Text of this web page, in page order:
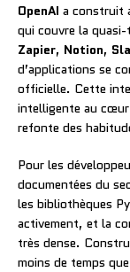
OpenAI a construit
qui couvre la
Zapier, Notion,
d’applications se
officielle. Cette
intelligente au
refonte des
Pour les
documentées du
les bibliothèques
activement, et la
très dense.
moins de temps